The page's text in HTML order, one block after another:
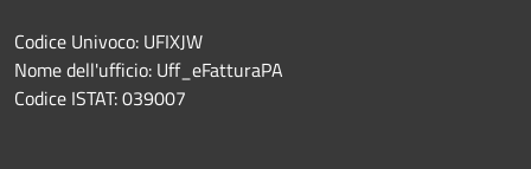
Codice Univoco: UFIXJW
Nome dell'ufficio: Uff_eFatturaPA
Codice ISTAT: 039007